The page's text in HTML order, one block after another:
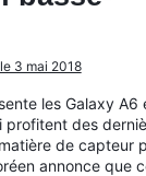
3 mai 2018
les Galaxy A6
profitent des
de capteur
annonce que